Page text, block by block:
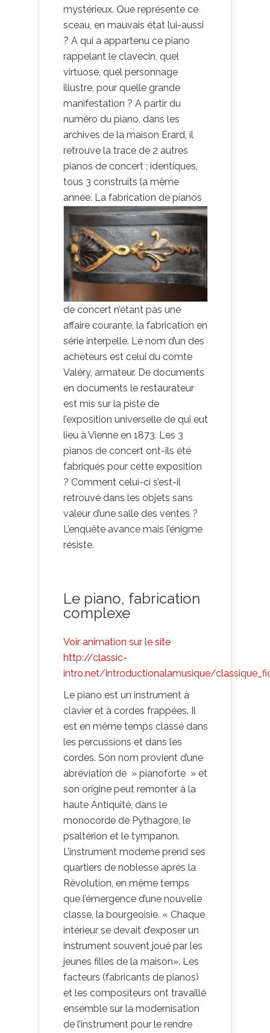
mystérieux. Que représente ce
sceau, en mauvais état lui-aussi
? A qui a appartenu ce piano
rappelant le clavecin, quel
virtuose, quel personnage
illustre, pour quelle grande
manifestation ? A partir du
numéro du piano, dans les
archives de la maison Erard, il
retrouve la trace de 2 autres
pianos de concert ; identiques,
tous 3 construits la même
année. La fabrication de pianos
de concert n’étant pas une
affaire courante, la fabrication en
série interpelle. Le nom d’un des
acheteurs est celui du comte
Valéry, armateur. De documents
en documents le restaurateur
est mis sur la piste de
l’exposition universelle de qui eut
lieu à Vienne en 1873. Les 3
pianos de concert ont-ils été
fabriqués pour cette exposition
? Comment celui-ci s’est-il
retrouvé dans les objets sans
valeur d’une salle des ventes ?
L’enquête avance mais l’énigme
résiste.
Le piano, fabrication
complexe
Voir animation sur le site
http://classic-
intro.net/introductionalamusique/
Le piano est un instrument à
clavier et à cordes frappées. Il
est en même temps classé dans
les percussions et dans les
cordes. Son nom provient d’une
abréviation de » pianoforte » et
son origine peut remonter à la
haute Antiquité, dans le
monocorde de Pythagore, le
psaltérion et le tympanon.
L’instrument moderne prend ses
quartiers de noblesse après la
Révolution, en même temps
que l’émergence d’une nouvelle
classe, la bourgeoisie. « Chaque
intérieur se devait d’exposer un
instrument souvent joué par les
jeunes filles de la maison». Les
facteurs (fabricants de pianos)
et les compositeurs ont travaillé
ensemble sur la modernisation
de l’instrument pour le rendre